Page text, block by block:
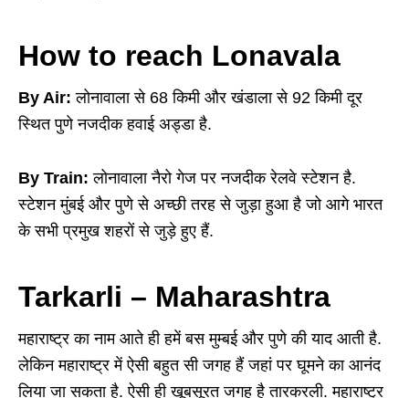
How to reach Lonavala
By Air: लोनावाला से 68 किमी और खंडाला से 92 किमी दूर
स्थित पुणे नजदीक हवाई अड्डा है.
By Train: लोनावाला नैरो गेज पर नजदीक रेलवे स्टेशन है.
स्टेशन मुंबई और पुणे से अच्छी तरह से जुड़ा हुआ है जो आगे भारत
के सभी प्रमुख शहरों से जुड़े हुए हैं.
Tarkarli – Maharashtra
महाराष्ट्र का नाम आते ही हमें बस मुम्बई और पुणे की याद आती है.
लेकिन महाराष्ट्र में ऐसी बहुत सी जगह हैं जहां पर घूमने का आनंद
लिया जा सकता है. ऐसी ही खूबसूरत जगह है तारकरली. महाराष्ट्र